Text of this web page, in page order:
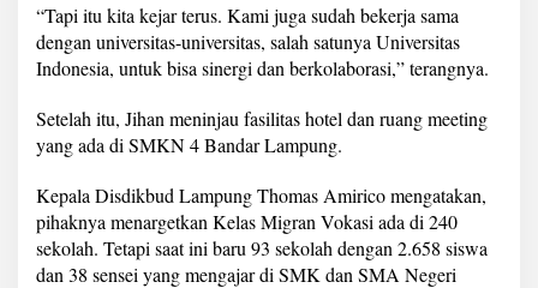
“Tapi itu kita kejar terus. Kami juga sudah bekerja sama
dengan universitas-universitas, salah satunya Universitas
Indonesia, untuk bisa sinergi dan berkolaborasi,” terangnya.
Setelah itu, Jihan meninjau fasilitas hotel dan ruang meeting
yang ada di SMKN 4 Bandar Lampung.
Kepala Disdikbud Lampung Thomas Amirico mengatakan,
pihaknya menargetkan Kelas Migran Vokasi ada di 240
sekolah. Tetapi saat ini baru 93 sekolah dengan 2.658 siswa
dan 38 sensei yang mengajar di SMK dan SMA Negeri